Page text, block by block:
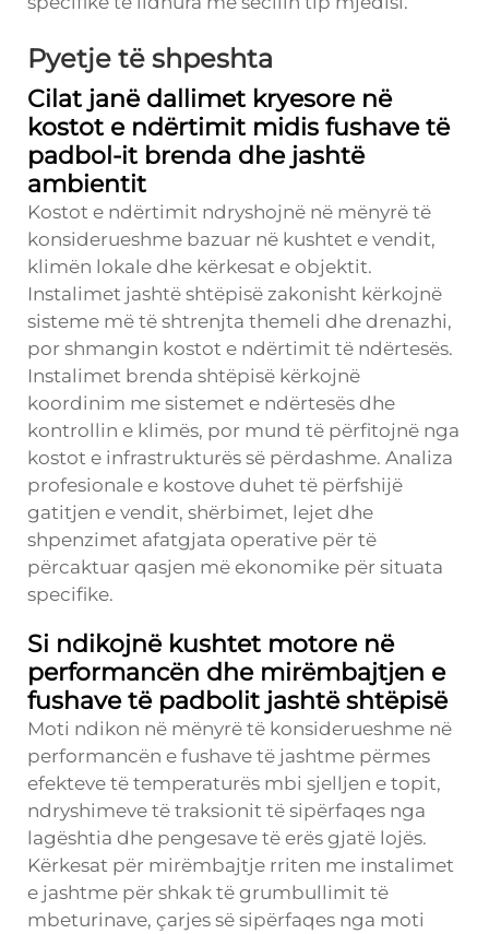
Pyetje të shpeshta
Cilat janë dallimet kryesore në
kostot e ndërtimit midis fushave të
padbol-it brenda dhe jashtë
ambientit
Kostot e ndërtimit ndryshojnë në mënyrë të
konsiderueshme bazuar në kushtet e vendit,
klimën lokale dhe kërkesat e objektit.
Instalimet jashtë shtëpisë zakonisht kërkojnë
sisteme më të shtrenjta themeli dhe drenazhi,
por shmangin kostot e ndërtimit të ndërtesës.
Instalimet brenda shtëpisë kërkojnë
koordinim me sistemet e ndërtesës dhe
kontrollin e klimës, por mund të përfitojnë nga
kostot e infrastrukturës së përdashme. Analiza
profesionale e kostove duhet të përfshijë
gatitjen e vendit, shërbimet, lejet dhe
shpenzimet afatgjata operative për të
përcaktuar qasjen më ekonomike për situata
specifike.
Si ndikojnë kushtet motore në
performancën dhe mirëmbajtjen e
fushave të padbolit jashtë shtëpisë
Moti ndikon në mënyrë të konsiderueshme në
performancën e fushave të jashtme përmes
efekteve të temperaturës mbi sjelljen e topit,
ndryshimeve të traksionit të sipërfaqes nga
lagështia dhe pengesave të erës gjatë lojës.
Kërkesat për mirëmbajtje rriten me instalimet
e jashtme për shkak të grumbullimit të
mbeturinave, çarjes së sipërfaqes nga moti